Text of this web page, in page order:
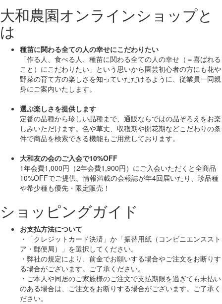
大和農園オンラインショップと
は
種苗に関わる全ての人の幸せにこだわりたい
「作る人、食べる人、種苗に関わる全ての人の幸せ（＝喜ばれる
こと）にこだわりたい」 という思いから園芸初心者の方にも花や
野菜の育て方の楽しさを知っていただけるように、従業員一同親
身にご案内いたします。
選ぶ楽しさを提供します
定番の品種から珍しい品種まで、通販ならではの品ぞろえをお楽
しみいただけます。色や草丈、収穫期や開花期などこだわりの条
件で商品を検索できる機能もご用意しております。
大和友の会のご入会で10%OFF
1年会費1,000円（2年会費1,900円）にご入会いただくと全商品
10%OFFでご提供。情報満載の会報誌が年4回届いたり、珍品種
や希少種も優先・限定販売！
ショッピングガイド
お支払方法について
・「クレジットカード決済」か「振替用紙（コンビニエンススト
ア・郵便局）」を選択してください。
・弊社の規定により、前金でお願いする場合やご注文をお断りす
る場合がございます。ご了承ください。
・ご本人や同居のご家族様のご注文で支払期限を過ぎても未払い
のある場合は、ご注文をお断りする場合がございます。ご了承く
ださい。